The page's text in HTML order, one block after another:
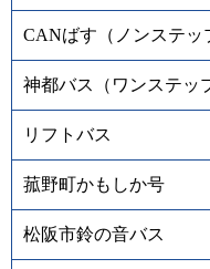
CANばす（ノンステッ
神都バス（ワンステッ
リフトバス
菰野町かもしか号
松阪市鈴の音バス